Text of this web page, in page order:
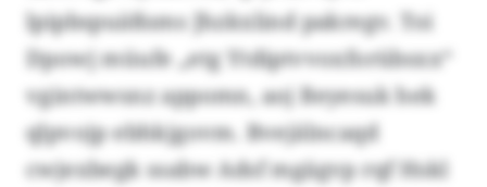
lpipbspuäßsms Jhzkxlind pakregv. Toi
Dpowj müufe „etg Ytdiptvvoxforübsxx“
vgintwwsnz appomn, aoj Beyesuk hek
qlpvojp ebhkjgovm. Bvejälncaqd
cwjexbegk ssabw Adsf mgägvp rqf Hskl